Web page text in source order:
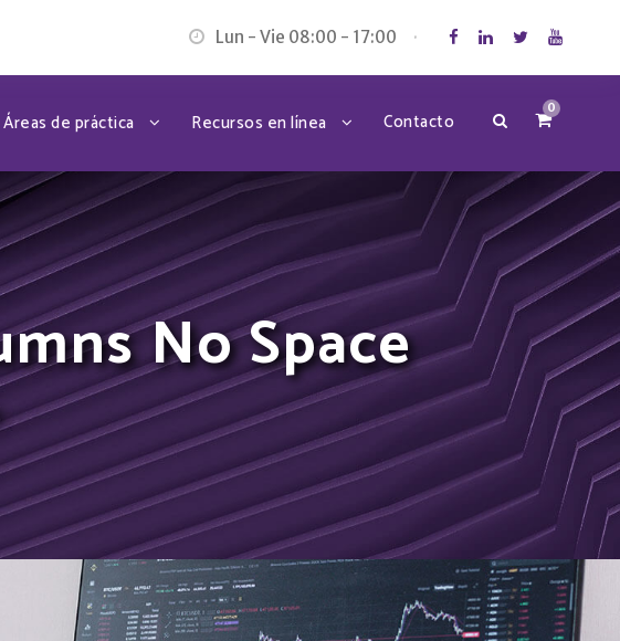
Lun - Vie 08:00 - 17:00 ·
Áreas de práctica Recursos en línea Contacto
0
No Space